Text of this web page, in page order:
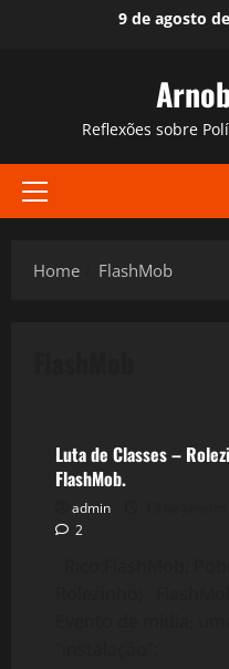
9 de agosto
Reflexões sobre
Primary
Home FlashMob
Luta de Classes –
FlashMob.
admin
2